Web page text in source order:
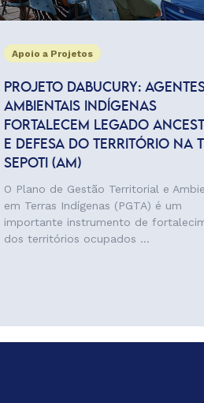
Apoio a Projetos
PROJETO DABUCURY:
AMBIENTAIS INDÍGENAS
FORTALECEM LEGADO
E DEFESA DO TERRITÓRIO NA TI
SEPOTI (AM)
O Plano de Gestão Territorial e
em Terras Indígenas (PGTA) é um
importante instrumento de
dos territórios ocupados ...